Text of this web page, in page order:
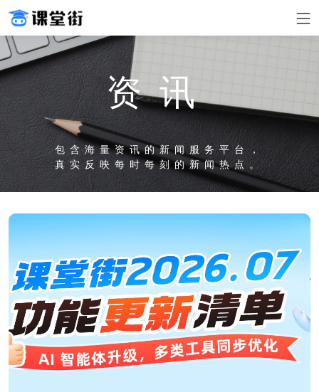
资讯
包含海量资讯的新闻服务平台，
真实反映每时每刻的新闻热点。